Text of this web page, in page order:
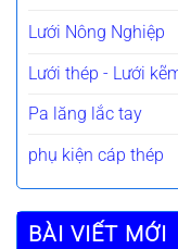
Lưới Nông Nghiệp
Lưới thép - Lưới
Pa lăng lắc tay
phụ kiện cáp thép
BÀI VIẾT MỚI